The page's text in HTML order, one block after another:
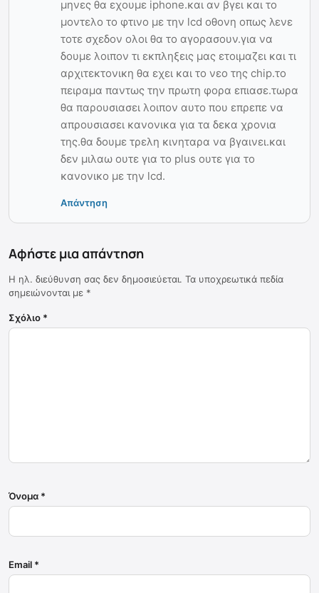
μηνες θα εχουμε iphone.και αν βγει και το
μοντελο το φτινο με την lcd οθονη οπως λενε
τοτε σχεδον ολοι θα το αγορασουν.για να
δουμε λοιπον τι εκπληξεις μας ετοιμαζει και τι
αρχιτεκτονικη θα εχει και το νεο της chip.το
πειραμα παντως την πρωτη φορα επιασε.τωρα
θα παρουσιασει λοιπον αυτο που επρεπε να
απρουσιασει κανονικα για τα δεκα χρονια
της.θα δουμε τρελη κινηταρα να βγαινει.και
δεν μιλαω ουτε για το plus ουτε για το
κανονικο με την lcd.
Απάντηση
Αφήστε μια απάντηση
Η ηλ. διεύθυνση σας δεν δημοσιεύεται. Τα υποχρεωτικά πεδία
σημειώνονται με *
Σχόλιο *
Όνομα *
Email *